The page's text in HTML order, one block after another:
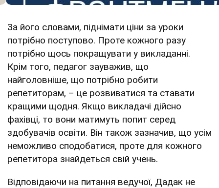
За його словами, піднімати ціни за уроки
потрібно поступово. Проте кожного разу
потрібно щось покращувати у викладанні.
Крім того, педагог зауважив, що
найголовніше, що потрібно робити
репетиторам, – це розвиватися та ставати
кращими щодня. Якщо викладачі дійсно
фахівці, то вони матимуть попит серед
здобувачів освіти. Він також зазначив, що усім
неможливо сподобатися, проте для кожного
репетитора знайдеться свій учень.
Відповідаючи на питання ведучої, Дадак не